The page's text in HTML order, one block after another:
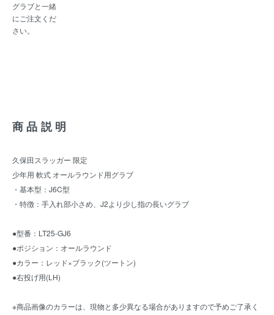
グラブと一緒
にご注文くだ
さい。
商品説明
久保田スラッガー 限定
少年用 軟式 オールラウンド用グラブ
・基本型：J6C型
・特徴：手入れ部小さめ、J2より少し指の長いグラブ
●型番：LT25-GJ6
●ポジション：オールラウンド
●カラー：レッド×ブラック(ツートン)
●右投げ用(LH)
※商品画像のカラーは、現物と多少異なる場合がありますので予めご了承く